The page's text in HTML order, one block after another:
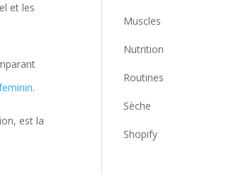
et les
.
est la
Muscles
Nutrition
Routines
Sèche
Shopify